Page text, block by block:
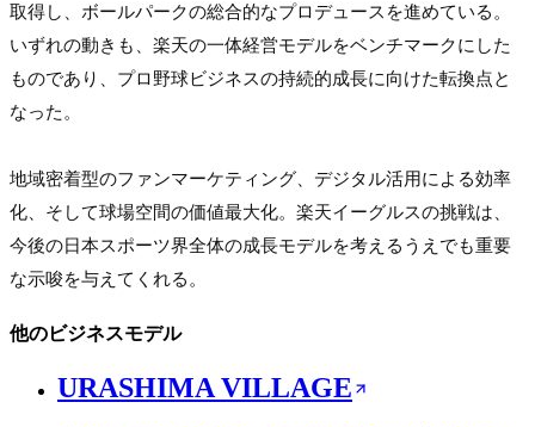
取得し、ボールパークの総合的なプロデュースを進めている。
いずれの動きも、楽天の一体経営モデルをベンチマークにした
ものであり、プロ野球ビジネスの持続的成長に向けた転換点と
なった。
地域密着型のファンマーケティング、デジタル活用による効率
化、そして球場空間の価値最大化。楽天イーグルスの挑戦は、
今後の日本スポーツ界全体の成長モデルを考えるうえでも重要
な示唆を与えてくれる。
他のビジネスモデル
URASHIMA VILLAGE